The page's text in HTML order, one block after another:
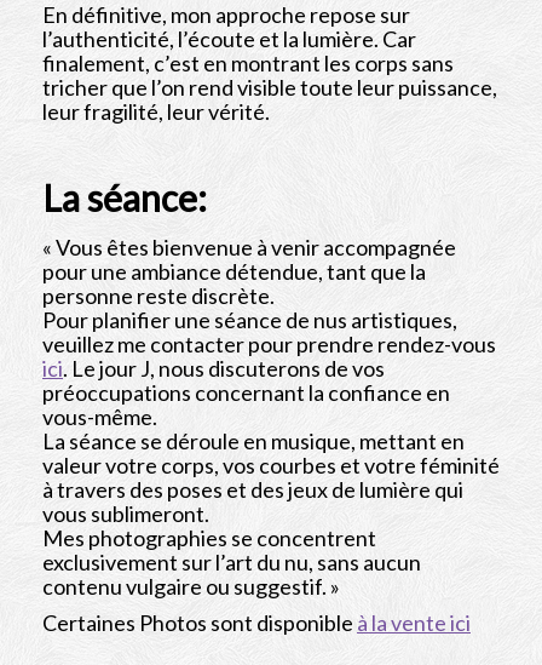
En définitive, mon approche repose sur
l’authenticité, l’écoute et la lumière. Car
finalement, c’est en montrant les corps sans
tricher que l’on rend visible toute leur puissance,
leur fragilité, leur vérité.
La séance:
« Vous êtes bienvenue à venir accompagnée
pour une ambiance détendue, tant que la
personne reste discrète.
Pour planifier une séance de nus artistiques,
veuillez me contacter pour prendre rendez-vous
ici. Le jour J, nous discuterons de vos
préoccupations concernant la confiance en
vous-même.
La séance se déroule en musique, mettant en
valeur votre corps, vos courbes et votre féminité
à travers des poses et des jeux de lumière qui
vous sublimeront.
Mes photographies se concentrent
exclusivement sur l’art du nu, sans aucun
contenu vulgaire ou suggestif. »
Certaines Photos sont disponible à la vente ici